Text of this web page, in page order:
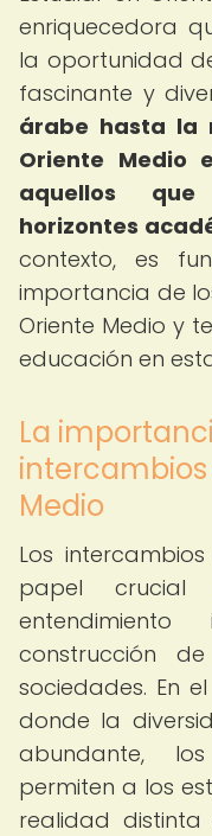
enriquecedora
la oportunidad
fascinante y
árabe hasta la
Oriente Medio
aquellos
horizontes
contexto, es
importancia de
Oriente Medio y
educación en
La
Medio
Los
papel
construcción
sociedades. En
donde la
abundante,
permiten a los
realidad